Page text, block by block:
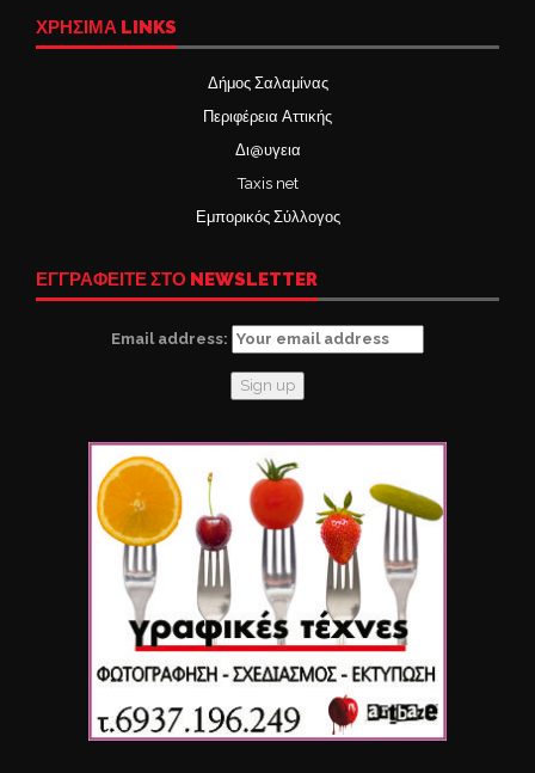
ΧΡΉΣΙΜΑ LINKS
Δήμος Σαλαμίνας
Περιφέρεια Αττικής
Δι@υγεια
Taxis net
Εμπορικός Σύλλογος
ΕΓΓΡΑΦΕΙΤΕ ΣΤΟ NEWSLETTER
Email address: